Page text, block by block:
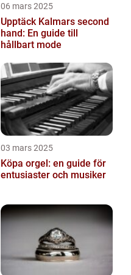
06 mars 2025
Upptäck Kalmars second
hand: En guide till
hållbart mode
03 mars 2025
Köpa orgel: en guide för
entusiaster och musiker